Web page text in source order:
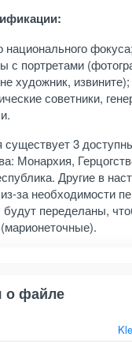
национального фокуса;
с портретами
художник, извините);
советники,
3
Монархия,
Другие в
за необходимости
переделаны,
о файле